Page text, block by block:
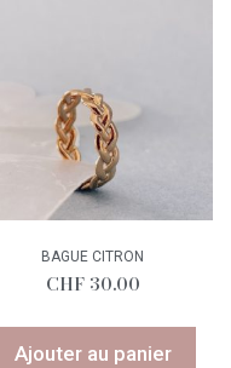
BAGUE CITRON
CHF30.00
Ajouter au panier